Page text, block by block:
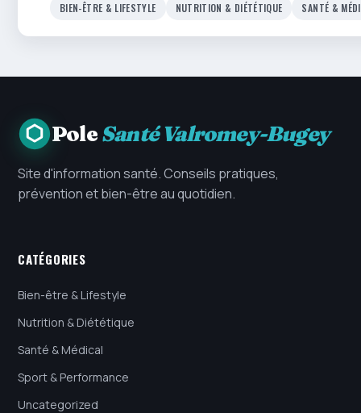
BIEN-ÊTRE & LIFESTYLE NUTRITION & DIÉTÉTIQUE SANTÉ &
PoleSanté Valromey-Bugey
Site d'information santé. Conseils pratiques,
prévention et bien-être au quotidien.
CATÉGORIES
Bien-être & Lifestyle
Nutrition & Diététique
Santé & Médical
Sport & Performance
Uncategorized